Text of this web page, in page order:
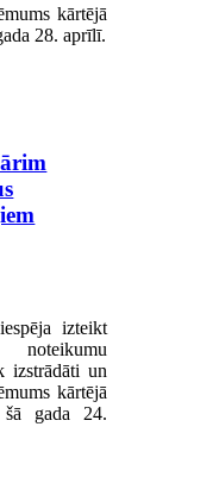
kārtējā
28. aprīlī.
izteikt
izstrādāti un
kārtējā
gada 24.